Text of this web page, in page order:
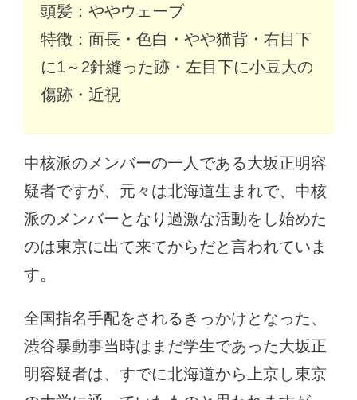
頭髪：ややウェーブ
特徴：面長・色白・やや猫背・右目下
に1～2針縫った跡・左目下に小豆大の
傷跡・近視
中核派のメンバーの一人である大坂正明容
疑者ですが、元々は北海道生まれで、中核
派のメンバーとなり過激な活動をし始めた
のは東京に出て来てからだと言われていま
す。
全国指名手配をされるきっかけとなった、
渋谷暴動事当時はまだ学生であった大坂正
明容疑者は、すでに北海道から上京し東京